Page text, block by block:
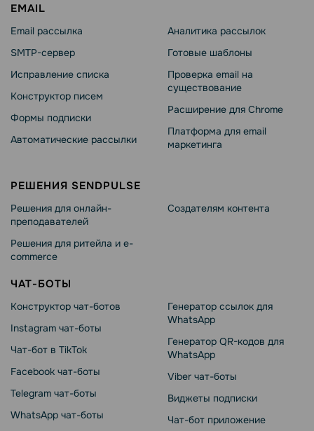
EMAIL
Email рассылка
SMTP-сервер
Исправление списка
Конструктор писем
Формы подписки
Автоматические рассылки
Аналитика рассылок
Готовые шаблоны
Проверка email на
существование
Расширение для Chrome
Платформа для email
маркетинга
РЕШЕНИЯ SENDPULSE
Решения для онлайн-
преподавателей
Решения для ритейла и e-
commerce
Создателям контента
ЧАТ-БОТЫ
Конструктор чат-ботов
Instagram чат-боты
Чат-бот в TikTok
Facebook чат-боты
Telegram чат-боты
WhatsApp чат-боты
Генератор ссылок для
WhatsApp
Генератор QR-кодов для
WhatsApp
Viber чат-боты
Виджеты подписки
Чат-бот приложение